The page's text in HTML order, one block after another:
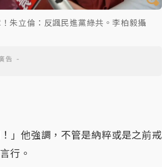
朱立倫：反諷民進黨綠共。李柏毅攝
」他強調，不管是納粹或是之前戒
行。